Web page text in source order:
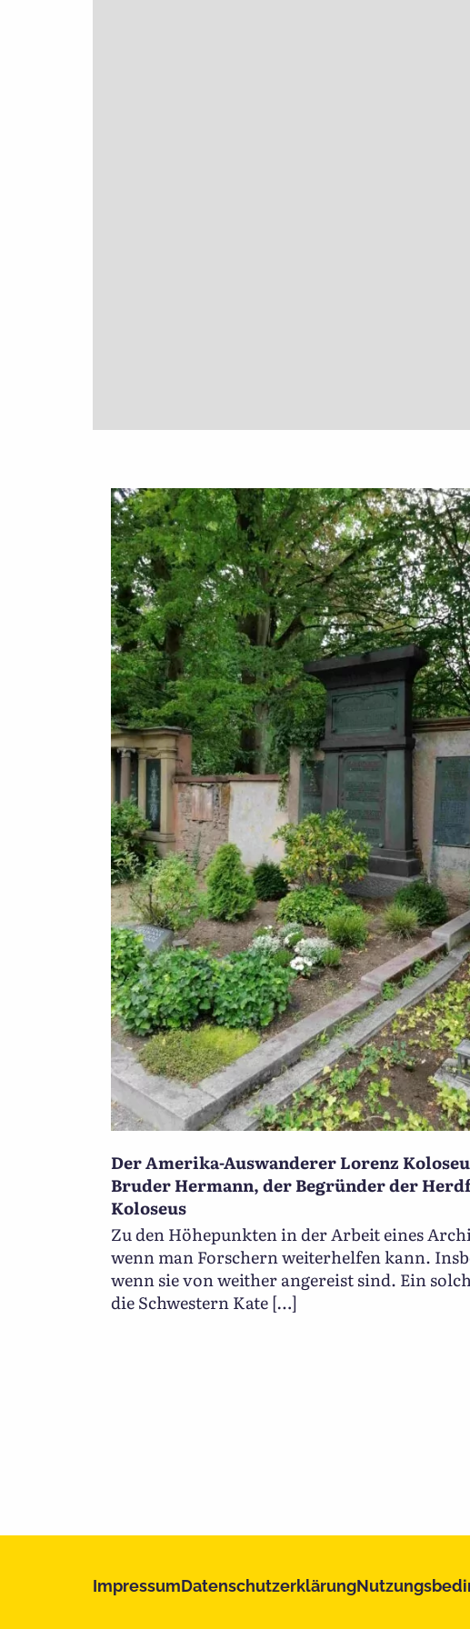
Der Amerika-Auswanderer Lorenz
Bruder Hermann, der Begründer der
Koloseus
Zu den Höhepunkten in der Arbeit eines
wenn man Forschern weiterhelfen kann.
wenn sie von weither angereist sind. Ein
die Schwestern Kate […]
ImpressumDatenschutzerklärung